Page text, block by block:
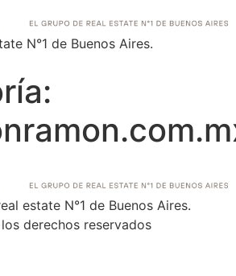
N°1 de Buenos Aires.
estate N°1 de Buenos Aires.
derechos reservados